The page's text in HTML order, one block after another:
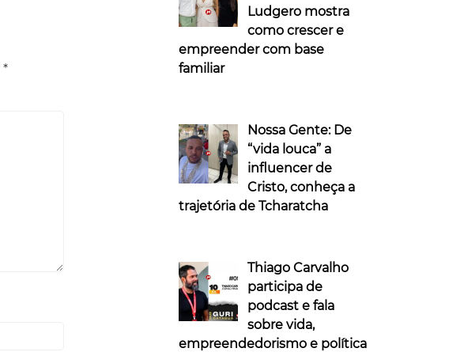
*
Ludgero mostra
como crescer e
empreender com base
familiar
Nossa Gente: De
“vida louca” a
influencer de
Cristo, conheça a
trajetória de Tcharatcha
Thiago Carvalho
participa de
podcast e fala
sobre vida,
empreendedorismo e política